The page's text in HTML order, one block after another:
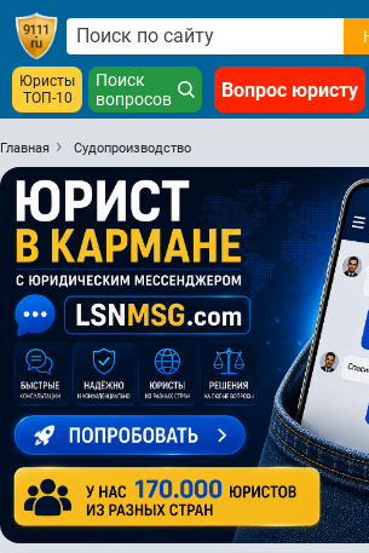
Юристы
ТОП-10
Поиск
вопросов
Вопрос юристу
Главная Судопроизводство